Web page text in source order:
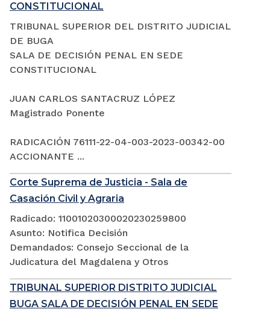
CONSTITUCIONAL
TRIBUNAL SUPERIOR DEL DISTRITO JUDICIAL
DE BUGA
SALA DE DECISIÓN PENAL EN SEDE
CONSTITUCIONAL
JUAN CARLOS SANTACRUZ LÓPEZ
Magistrado Ponente
RADICACIÓN 76111-22-04-003-2023-00342-00
ACCIONANTE ...
Corte Suprema de Justicia - Sala de
Casación Civil y Agraria
Radicado: 11001020300020230259800
Asunto: Notifica Decisión
Demandados: Consejo Seccional de la
Judicatura del Magdalena y Otros
TRIBUNAL SUPERIOR DISTRITO JUDICIAL
BUGA SALA DE DECISIÓN PENAL EN SEDE